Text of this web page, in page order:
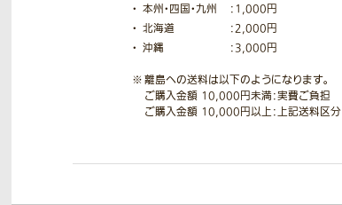
本州・四国・九州
：1,000円
北海道
：2,000円
沖縄
：3,000円
離島への送料は以下のようになります。
ご購入金額 10,000円未満：実費ご負担
ご購入金額 10,000円以上：上記送料区分